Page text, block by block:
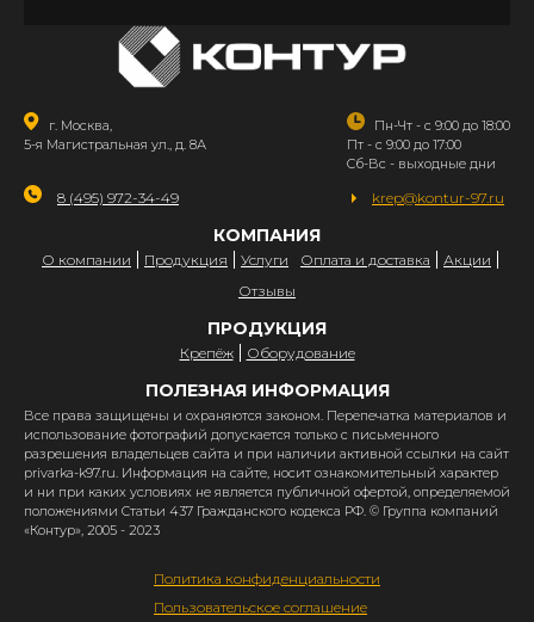
г. Москва,
5-я Магистральная ул., д. 8А
Пн-Чт - с 9:00 до 18:00
Пт - с 9:00 до 17:00
Сб-Вс - выходные дни
8 (495) 972-34-49 krep@kontur-97.ru
КОМПАНИЯ
О компании Продукция Услуги Оплата и доставка
Акции
Отзывы
ПРОДУКЦИЯ
Крепёж Оборудование
ПОЛЕЗНАЯ ИНФОРМАЦИЯ
Все права защищены и охраняются законом. Перепечатка материалов и
использование фотографий допускается только с письменного
разрешения владельцев сайта и при наличии активной ссылки на сайт
privarka-k97.ru. Информация на сайте, носит ознакомительный характер
и ни при каких условиях не является публичной офертой, определяемой
положениями Статьи 437 Гражданского кодекса РФ. © Группа компаний
«Контур», 2005 - 2023
Политика конфиденциальности
Пользовательское соглашение